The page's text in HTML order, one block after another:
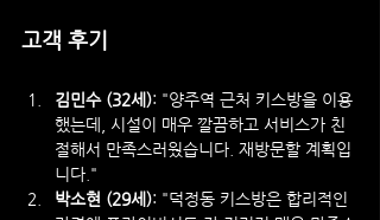
고객 후기
김민수 (32세): "양주역 근처 키스방을 이용
했는데, 시설이 매우 깔끔하고 서비스가 친
절해서 만족스러웠습니다. 재방문할 계획입
니다."
박소현 (29세): "덕정동 키스방은 합리적인